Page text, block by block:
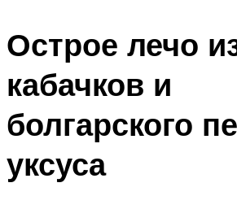
Острое лечо
кабачков и
болгарского
уксуса